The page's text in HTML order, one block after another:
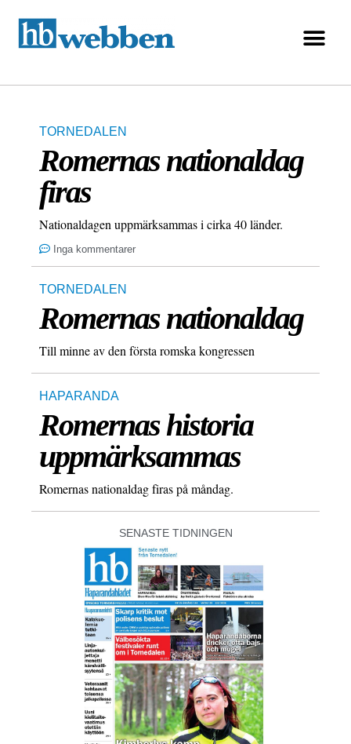
TORNEDALEN
Romernas nationaldag
firas
Nationaldagen uppmärksammas i cirka 40 länder.
Inga kommentarer
TORNEDALEN
Romernas nationaldag
Till minne av den första romska kongressen
HAPARANDA
Romernas historia
uppmärksammas
Romernas nationaldag firas på måndag.
SENASTE TIDNINGEN